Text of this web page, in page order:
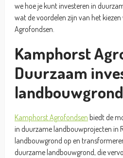
we hoe je kunt investeren in
wat de voordelen zijn van het
Agrofondsen.
Kamphorst
Duurzaam
landbouwgrond
Kamphorst Agrofondsen biedt de
in duurzame landbouwprojecten in
landbouwgrond op en
duurzame landbouwgrond, die